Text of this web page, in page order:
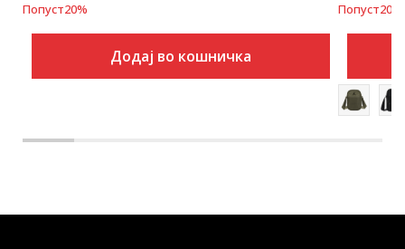
Попуст20%
Додај во кошничка
Попуст20